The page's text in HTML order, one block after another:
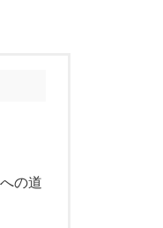
の道